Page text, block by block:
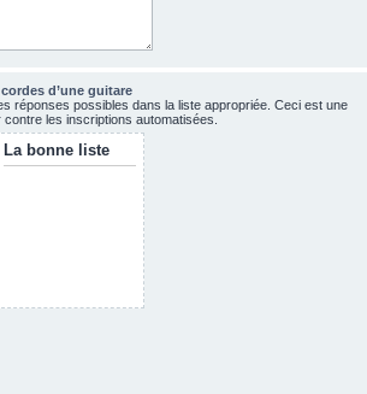
d’une guitare
réponses possibles dans la liste appropriée. Ceci est une
les inscriptions automatisées.
La bonne liste